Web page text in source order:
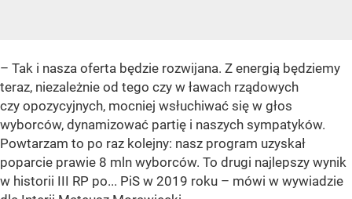
– Tak i nasza oferta będzie rozwijana. Z energią będziemy
teraz, niezależnie od tego czy w ławach rządowych
czy opozycyjnych, mocniej wsłuchiwać się w głos
wyborców, dynamizować partię i naszych sympatyków.
Powtarzam to po raz kolejny: nasz program uzyskał
poparcie prawie 8 mln wyborców. To drugi najlepszy wynik
w historii III RP po... PiS w 2019 roku – mówi w wywiadzie